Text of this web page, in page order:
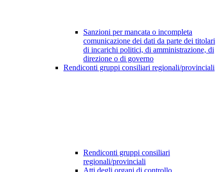
Sanzioni per mancata o incompleta
comunicazione dei dati da parte dei titolari
di incarichi politici, di amministrazione, di
direzione o di governo
Rendiconti gruppi consiliari regionali/provinciali
Rendiconti gruppi consiliari
regionali/provinciali